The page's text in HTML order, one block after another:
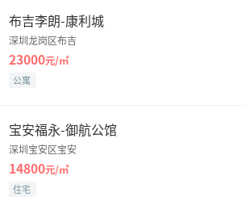
布吉李朗-康利城
深圳龙岗区布吉
23000元/㎡
公寓
宝安福永-御航公馆
深圳宝安区宝安
14800元/㎡
住宅